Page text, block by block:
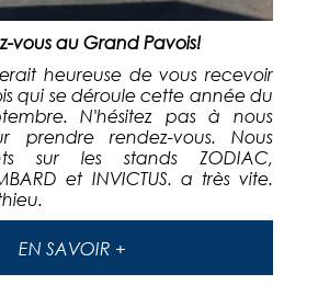
vous au Grand Pavois!
heureuse de vous recevoir
qui se déroule cette année du
N'hésitez pas à nous
prendre rendez-vous. Nous
sur les stands ZODIAC,
et INVICTUS. a très vite.
EN SAVOIR +